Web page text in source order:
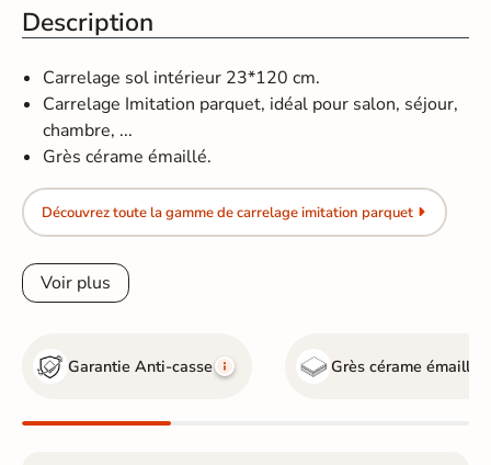
Description
Carrelage sol intérieur 23*120 cm.
Carrelage Imitation parquet, idéal pour salon, séjour,
chambre, ...
Grès cérame émaillé.
Découvrez toute la gamme de carrelage imitation parquet
Voir plus
Garantie Anti-casse Grès cérame émaillé